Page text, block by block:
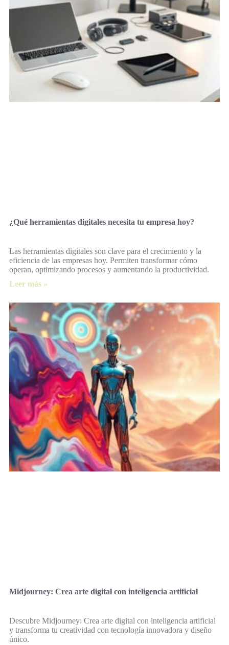
¿Qué herramientas digitales necesita tu empresa hoy?
Las herramientas digitales son clave para el crecimiento y la
eficiencia de las empresas hoy. Permiten transformar cómo
operan, optimizando procesos y aumentando la productividad.
Leer más »
Midjourney: Crea arte digital con inteligencia artificial
Descubre Midjourney: Crea arte digital con inteligencia artificial
y transforma tu creatividad con tecnología innovadora y diseño
único.